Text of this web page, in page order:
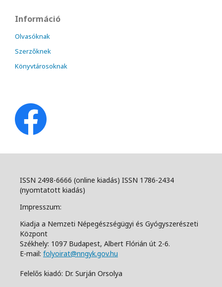
Információ
Olvasóknak
Szerzőknek
Könyvtárosoknak
ISSN 2498-6666 (online kiadás) ISSN 1786-2434
(nyomtatott kiadás)
Impresszum:
Kiadja a Nemzeti Népegészségügyi és Gyógyszerészeti
Központ
Székhely: 1097 Budapest, Albert Flórián út 2-6.
E-mail: folyoirat@nngyk.gov.hu
Felelős kiadó: Dr. Surján Orsolya